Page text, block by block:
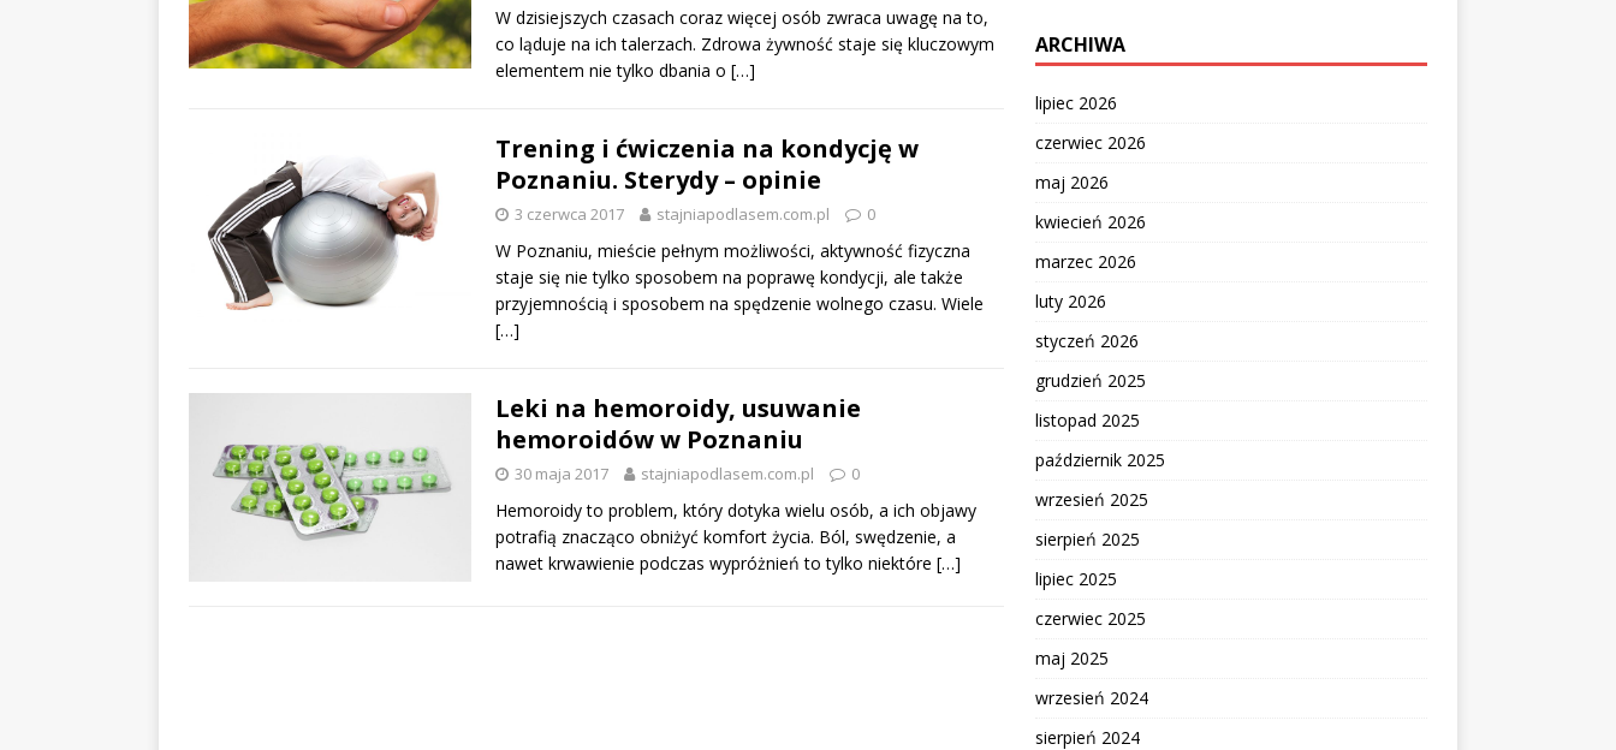
W dzisiejszych czasach coraz więcej osób zwraca uwagę na to,
co ląduje na ich talerzach. Zdrowa żywność staje się kluczowym
elementem nie tylko dbania o […]
Trening i ćwiczenia na kondycję w
Poznaniu. Sterydy – opinie
3 czerwca 2017 stajniapodlasem.com.pl 0
W Poznaniu, mieście pełnym możliwości, aktywność fizyczna
staje się nie tylko sposobem na poprawę kondycji, ale także
przyjemnością i sposobem na spędzenie wolnego czasu. Wiele
[…]
Leki na hemoroidy, usuwanie
hemoroidów w Poznaniu
30 maja 2017 stajniapodlasem.com.pl 0
Hemoroidy to problem, który dotyka wielu osób, a ich objawy
potrafią znacząco obniżyć komfort życia. Ból, swędzenie, a
nawet krwawienie podczas wypróżnień to tylko niektóre […]
ARCHIWA
lipiec 2026
czerwiec 2026
maj 2026
kwiecień 2026
marzec 2026
luty 2026
styczeń 2026
grudzień 2025
listopad 2025
październik 2025
wrzesień 2025
sierpień 2025
lipiec 2025
czerwiec 2025
maj 2025
wrzesień 2024
sierpień 2024